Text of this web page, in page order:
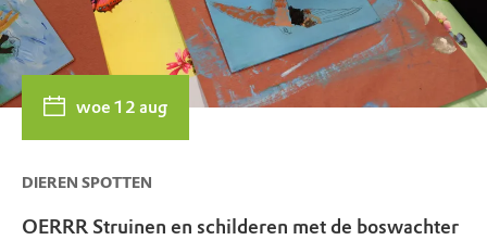
woe 12 aug
DIEREN SPOTTEN
OERRR Struinen en schilderen met de boswachter